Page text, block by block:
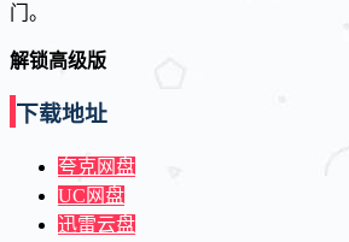
门。
解锁高级版
下载地址
夸克网盘
UC网盘
迅雷云盘